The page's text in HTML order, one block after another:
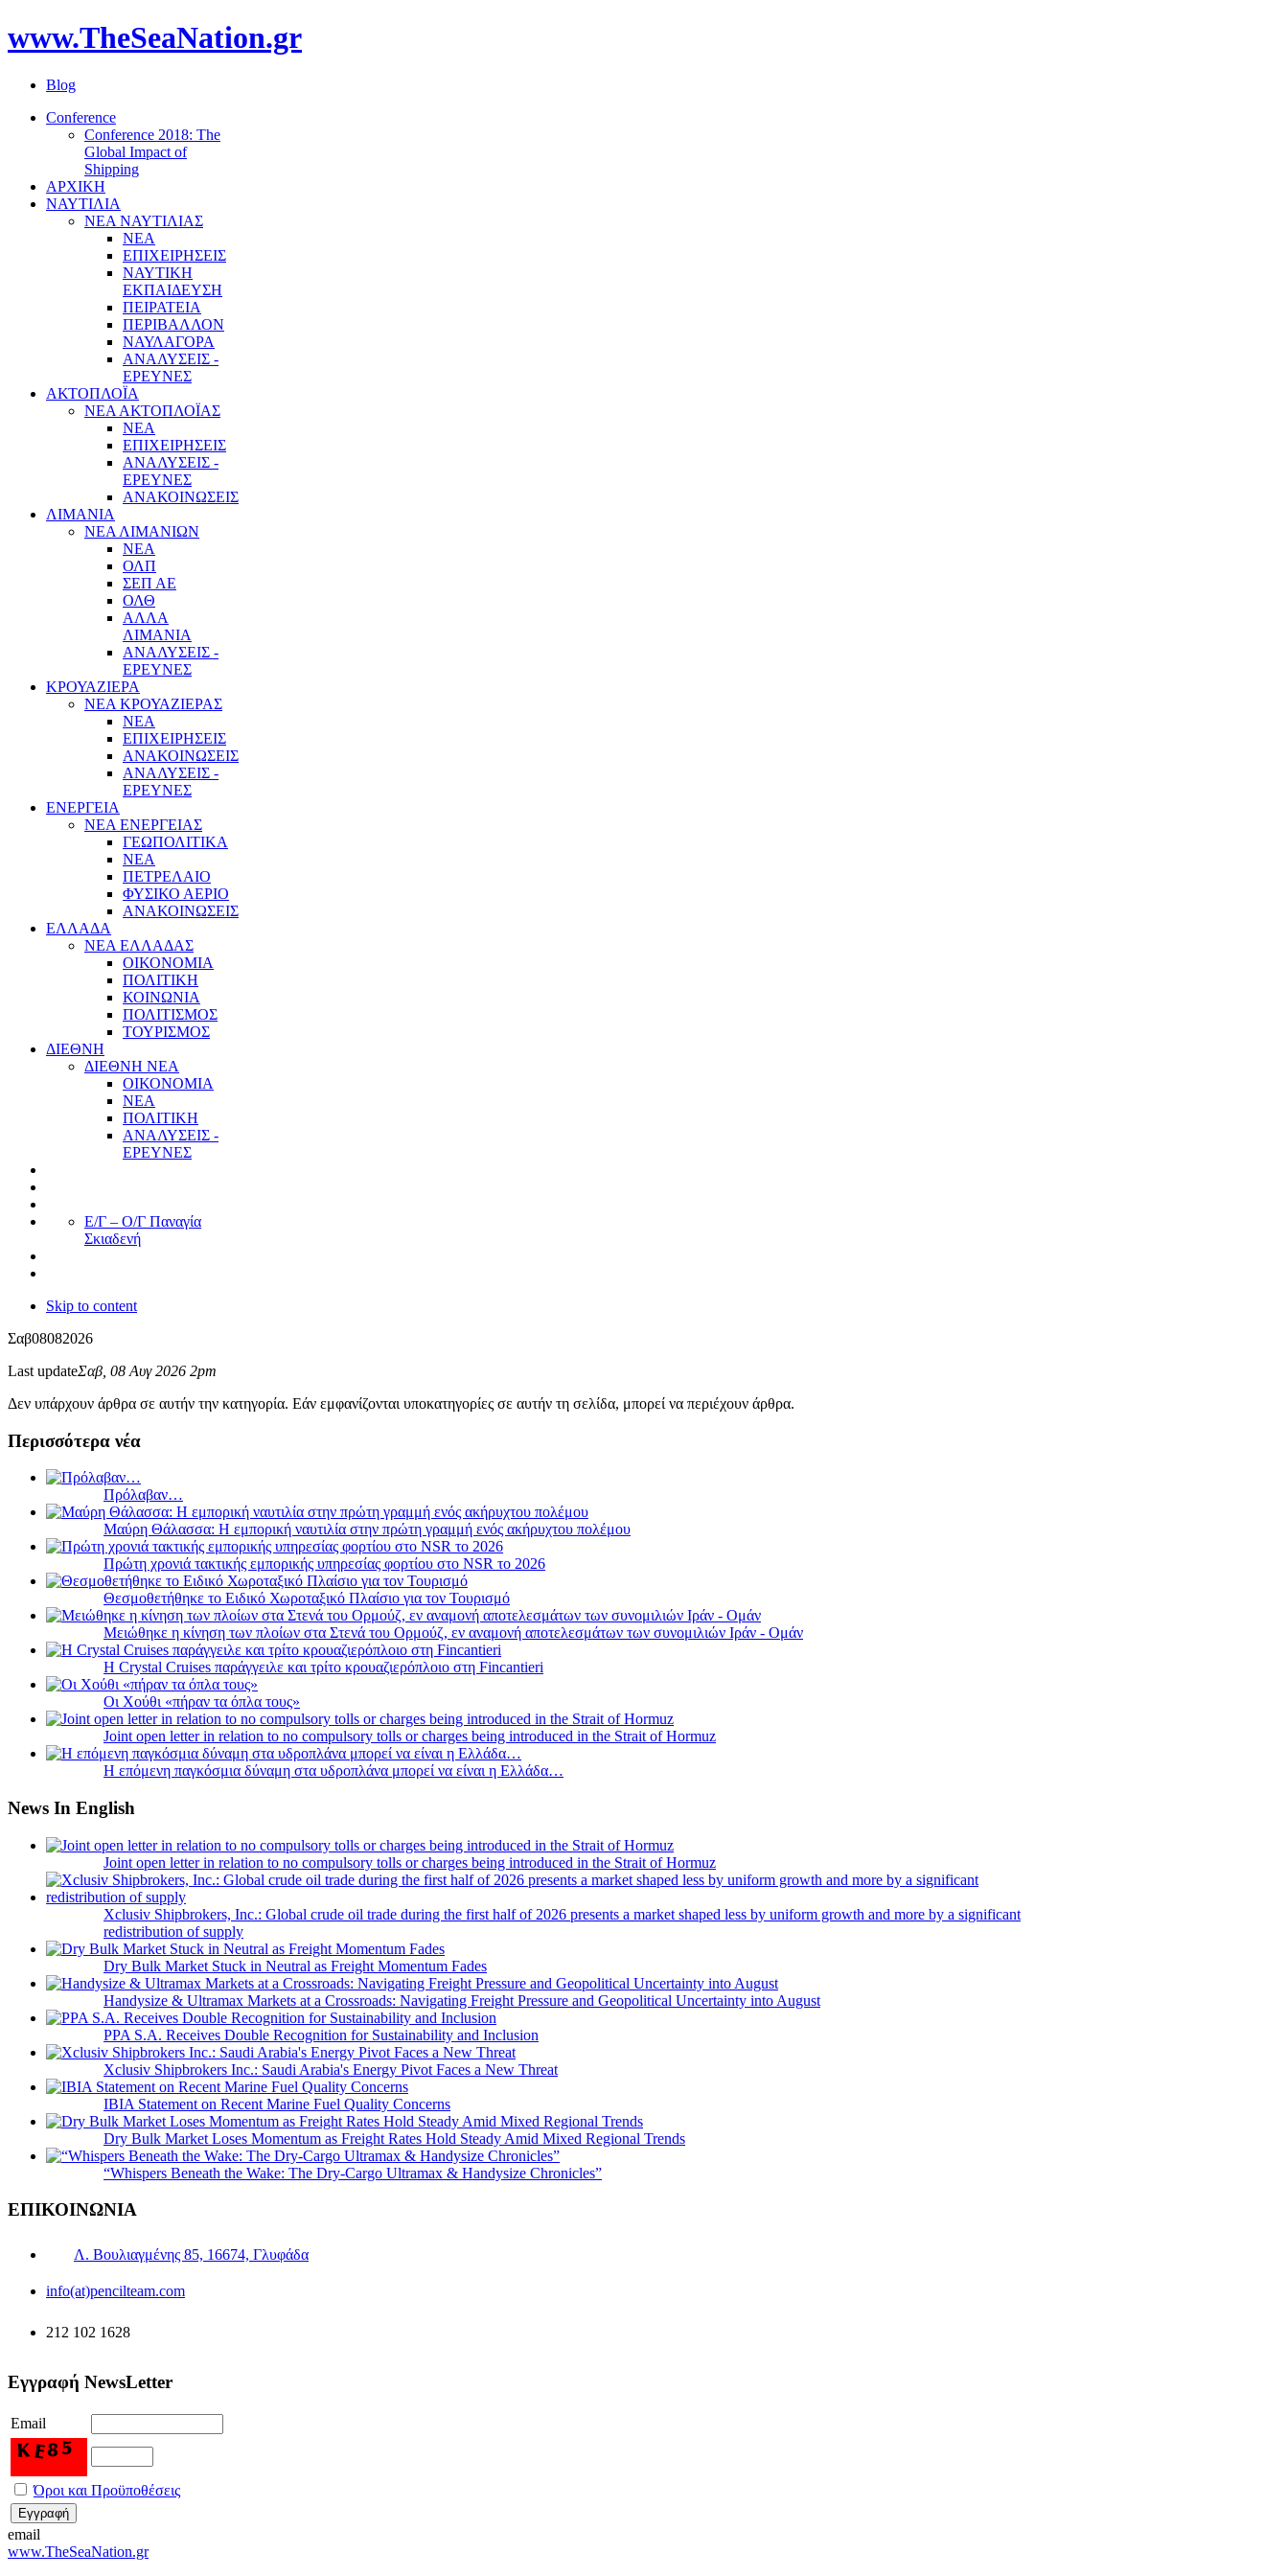
www.TheSeaNation.gr
Blog
Conference
Conference 2018: The
Global Impact of
Shipping
ΑΡΧΙΚΗ
ΝΑΥΤΙΛΙΑ
ΝΕΑ ΝΑΥΤΙΛΙΑΣ
ΝΕΑ
ΕΠΙΧΕΙΡΗΣΕΙΣ
ΝΑΥΤΙΚΗ
ΕΚΠΑΙΔΕΥΣΗ
ΠΕΙΡΑΤΕΙΑ
ΠΕΡΙΒΑΛΛΟΝ
ΝΑΥΛΑΓΟΡΑ
ΑΝΑΛΥΣΕΙΣ -
ΕΡΕΥΝΕΣ
ΑΚΤΟΠΛΟΪΑ
ΝΕΑ ΑΚΤΟΠΛΟΪΑΣ
ΝΕΑ
ΕΠΙΧΕΙΡΗΣΕΙΣ
ΑΝΑΛΥΣΕΙΣ -
ΕΡΕΥΝΕΣ
ΑΝΑΚΟΙΝΩΣΕΙΣ
ΛΙΜΑΝΙΑ
ΝΕΑ ΛΙΜΑΝΙΩΝ
ΝΕΑ
ΟΛΠ
ΣΕΠ ΑΕ
ΟΛΘ
ΑΛΛΑ
ΛΙΜΑΝΙΑ
ΑΝΑΛΥΣΕΙΣ -
ΕΡΕΥΝΕΣ
ΚΡΟΥΑΖΙΕΡΑ
ΝΕΑ ΚΡΟΥΑΖΙΕΡΑΣ
NEA
ΕΠΙΧΕΙΡΗΣΕΙΣ
ΑΝΑΚΟΙΝΩΣΕΙΣ
ΑΝΑΛΥΣΕΙΣ -
ΕΡΕΥΝΕΣ
ΕΝΕΡΓΕΙΑ
ΝΕΑ ΕΝΕΡΓΕΙΑΣ
ΓΕΩΠΟΛΙΤΙΚΑ
ΝΕΑ
ΠΕΤΡΕΛΑΙΟ
ΦΥΣΙΚΟ ΑΕΡΙΟ
ΑΝΑΚΟΙΝΩΣΕΙΣ
ΕΛΛΑΔΑ
ΝΕΑ ΕΛΛΑΔΑΣ
ΟΙΚΟΝΟΜΙΑ
ΠΟΛΙΤΙΚΗ
ΚΟΙΝΩΝΙΑ
ΠΟΛΙΤΙΣΜΟΣ
ΤΟΥΡΙΣΜΟΣ
ΔΙΕΘΝΗ
ΔΙΕΘΝΗ ΝΕΑ
ΟΙΚΟΝΟΜΙΑ
ΝΕΑ
ΠΟΛΙΤΙΚΗ
ΑΝΑΛΥΣΕΙΣ -
ΕΡΕΥΝΕΣ
Ε/Γ – Ο/Γ Παναγία
Σκιαδενή
Skip to content
Σαβ08082026
Last updateΣαβ, 08 Αυγ 2026 2pm
Δεν υπάρχουν άρθρα σε αυτήν την κατηγορία. Εάν εμφανίζονται υποκατηγορίες σε αυτήν τη σελίδα, μπορεί να περιέχουν άρθρα.
Περισσότερα νέα
Πρόλαβαν…
Μαύρη Θάλασσα: Η εμπορική ναυτιλία στην πρώτη γραμμή ενός ακήρυχτου πολέμου
Πρώτη χρονιά τακτικής εμπορικής υπηρεσίας φορτίου στο NSR το 2026
Θεσμοθετήθηκε το Ειδικό Χωροταξικό Πλαίσιο για τον Τουρισμό
Μειώθηκε η κίνηση των πλοίων στα Στενά του Ορμούζ, εν αναμονή αποτελεσμάτων των συνομιλιών Ιράν - Ομάν
Η Crystal Cruises παράγγειλε και τρίτο κρουαζιερόπλοιο στη Fincantieri
Οι Χούθι «πήραν τα όπλα τους»
Joint open letter in relation to no compulsory tolls or charges being introduced in the Strait of Hormuz
Η επόμενη παγκόσμια δύναμη στα υδροπλάνα μπορεί να είναι η Ελλάδα…
News In English
Joint open letter in relation to no compulsory tolls or charges being introduced in the Strait of Hormuz
Xclusiv Shipbrokers, Inc.: Global crude oil trade during the first half of 2026 presents a market shaped less by uniform growth and more by a significant
redistribution of supply
Dry Bulk Market Stuck in Neutral as Freight Momentum Fades
Handysize & Ultramax Markets at a Crossroads: Navigating Freight Pressure and Geopolitical Uncertainty into August
PPA S.A. Receives Double Recognition for Sustainability and Inclusion
Xclusiv Shipbrokers Inc.: Saudi Arabia's Energy Pivot Faces a New Threat
IBIA Statement on Recent Marine Fuel Quality Concerns
Dry Bulk Market Loses Momentum as Freight Rates Hold Steady Amid Mixed Regional Trends
“Whispers Beneath the Wake: The Dry‑Cargo Ultramax & Handysize Chronicles”
ΕΠΙΚΟΙΝΩΝΙΑ
Λ. Βουλιαγμένης 85, 16674, Γλυφάδα
info(at)pencilteam.com
212 102 1628
Εγγραφή NewsLetter
Email
Όροι και Προϋποθέσεις
email
www.TheSeaNation.gr